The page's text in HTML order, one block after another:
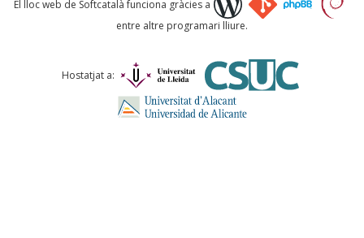
Comentari *
El lloc web de Softcatalà funciona gràcies a
entre altre programari lliure.
Hostatjat a: